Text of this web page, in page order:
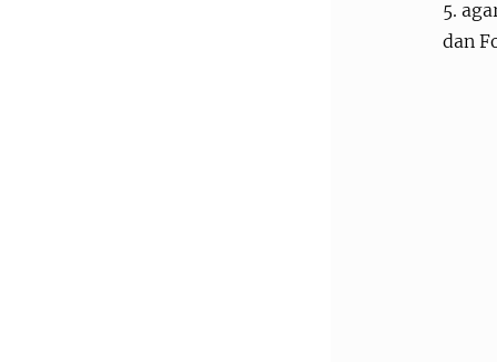
5.
dan